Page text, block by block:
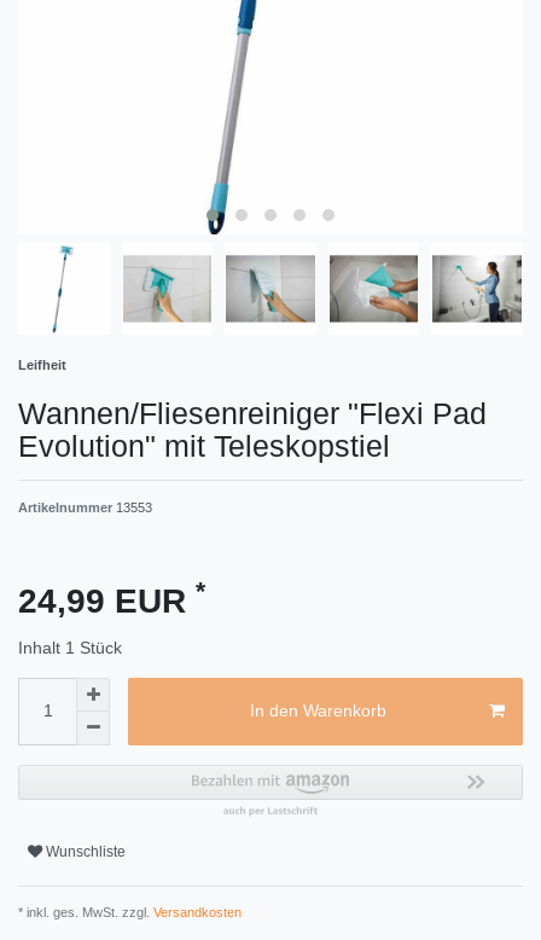
Leifheit
Wannen/Fliesenreiniger "Flexi Pad
Evolution" mit Teleskopstiel
Artikelnummer 13553
24,99 EUR *
Inhalt 1 Stück
In den Warenkorb
Wunschliste
* inkl. ges. MwSt. zzgl. Versandkosten